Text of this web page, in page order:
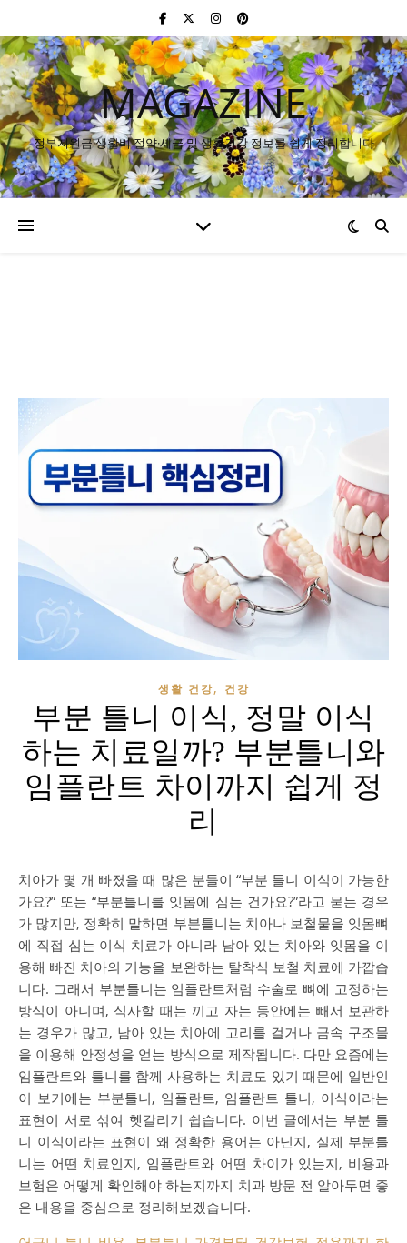
MAGAZINE
정부지원금·생활비 절약·세금 및 생활건강 정보를 쉽게 정리합니다
생활 건강, 건강
부분 틀니 이식, 정말 이식
하는 치료일까? 부분틀니와
임플란트 차이까지 쉽게 정
리
치아가 몇 개 빠졌을 때 많은 분들이 “부분 틀니 이식이 가능한
가요?” 또는 “부분틀니를 잇몸에 심는 건가요?”라고 묻는 경우
가 많지만, 정확히 말하면 부분틀니는 치아나 보철물을 잇몸뼈
에 직접 심는 이식 치료가 아니라 남아 있는 치아와 잇몸을 이
용해 빠진 치아의 기능을 보완하는 탈착식 보철 치료에 가깝습
니다. 그래서 부분틀니는 임플란트처럼 수술로 뼈에 고정하는
방식이 아니며, 식사할 때는 끼고 자는 동안에는 빼서 보관하
는 경우가 많고, 남아 있는 치아에 고리를 걸거나 금속 구조물
을 이용해 안정성을 얻는 방식으로 제작됩니다. 다만 요즘에는
임플란트와 틀니를 함께 사용하는 치료도 있기 때문에 일반인
이 보기에는 부분틀니, 임플란트, 임플란트 틀니, 이식이라는
표현이 서로 섞여 헷갈리기 쉽습니다. 이번 글에서는 부분 틀
니 이식이라는 표현이 왜 정확한 용어는 아닌지, 실제 부분틀
니는 어떤 치료인지, 임플란트와 어떤 차이가 있는지, 비용과
보험은 어떻게 확인해야 하는지까지 치과 방문 전 알아두면 좋
은 내용을 중심으로 정리해보겠습니다.